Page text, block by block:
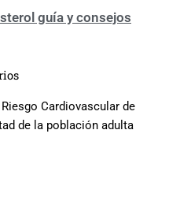
guía y consejos
Cardiovascular de
de la población adulta